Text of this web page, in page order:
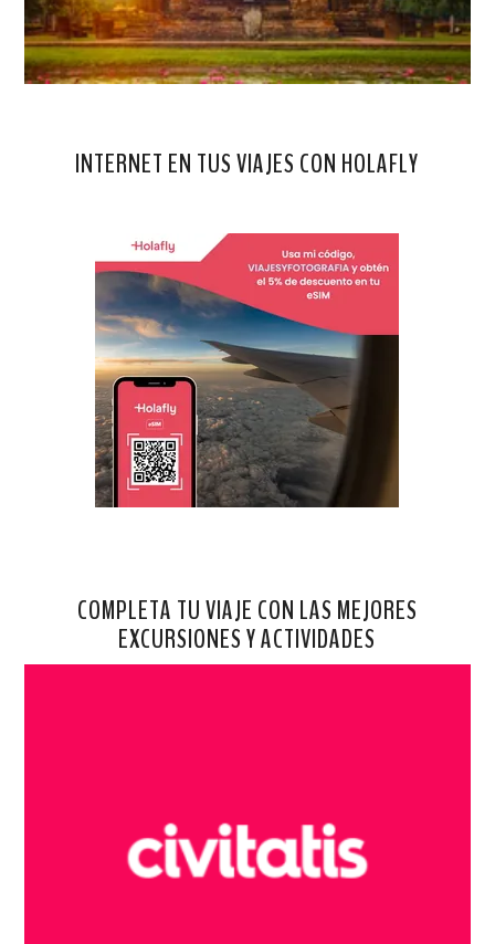
INTERNET EN TUS VIAJES CON HOLAFLY
COMPLETA TU VIAJE CON LAS MEJORES
EXCURSIONES Y ACTIVIDADES